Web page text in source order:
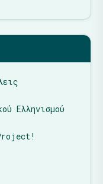
Ελληνισμού